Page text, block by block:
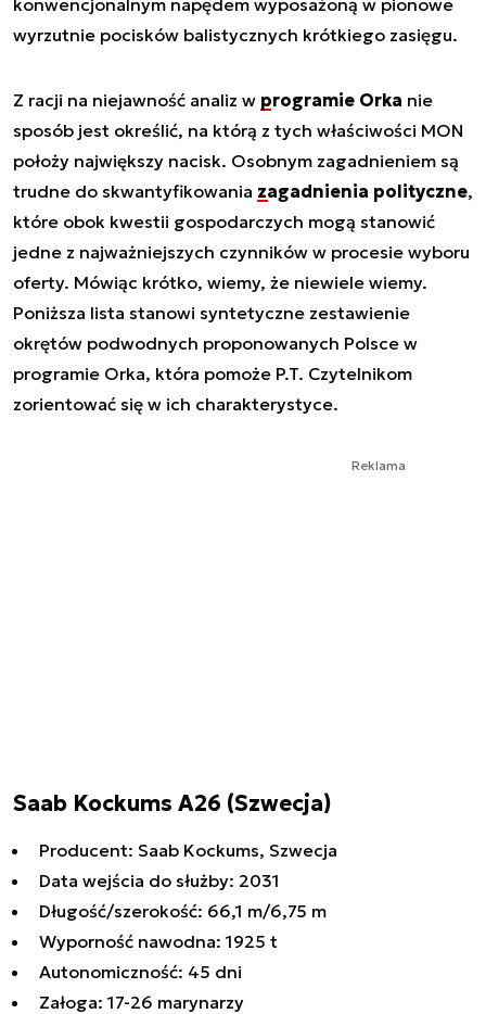
wyrzutnie pocisków balistycznych krótkiego zasięgu.
Z racji na niejawność analiz w programie Orka nie
sposób jest określić, na którą z tych właściwości MON
położy największy nacisk. Osobnym zagadnieniem są
trudne do skwantyfikowania zagadnienia polityczne,
które obok kwestii gospodarczych mogą stanowić
jedne z najważniejszych czynników w procesie wyboru
oferty. Mówiąc krótko, wiemy, że niewiele wiemy.
Poniższa lista stanowi syntetyczne zestawienie
okrętów podwodnych proponowanych Polsce w
programie Orka, która pomoże P.T. Czytelnikom
zorientować się w ich charakterystyce.
Reklama
Saab Kockums A26 (Szwecja)
Producent: Saab Kockums, Szwecja
Data wejścia do służby: 2031
Długość/szerokość: 66,1 m/6,75 m
Wyporność nawodna: 1925 t
Autonomiczność: 45 dni
Załoga: 17-26 marynarzy